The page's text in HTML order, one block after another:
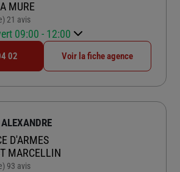
MURE
sur 521 avis
09:00 - 12:00
02 Voir la fiche agence
D'ARMES
MARCELLIN
sur 593 avis